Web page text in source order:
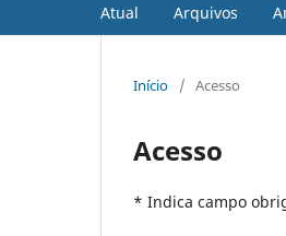
Atual Arquivos
Início / Acesso
Acesso
* Indica campo